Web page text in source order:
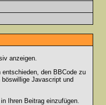
anzeigen.
den BBCode zu
Javascript und
Ihren Beitrag einzufügen.